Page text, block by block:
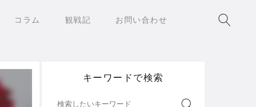
コラム 観戦記 お問い合わせ
キーワードで検索